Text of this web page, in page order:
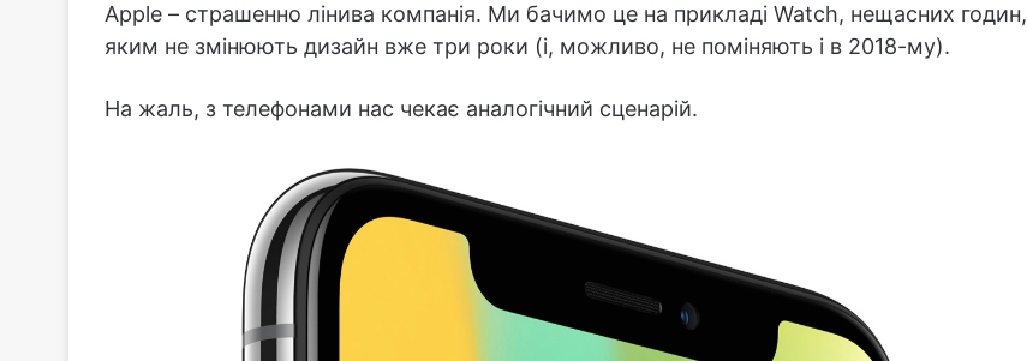
Apple – страшенно лінива компанія. Ми бачимо це на прикладі Watch, нещасних годин,
яким не змінюють дизайн вже три роки (і, можливо, не поміняють і в 2018-му).
На жаль, з телефонами нас чекає аналогічний сценарій.